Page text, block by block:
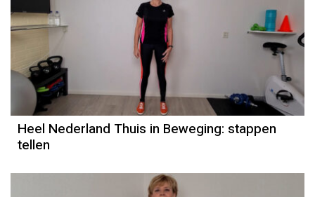
Heel Nederland Thuis in Beweging: stappen
tellen